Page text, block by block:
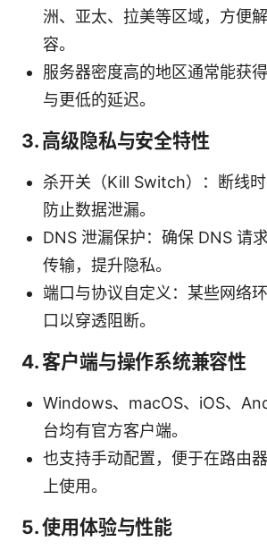
洲、亚太、拉美等区域，方便
容。
服务器密度高的地区通常能获
与更低的延迟。
3. 高级隐私与安全特性
杀开关（Kill Switch）：断线时
防止数据泄漏。
DNS 泄漏保护：确保 DNS 请
传输，提升隐私。
端口与协议自定义：某些网络
口以穿透阻断。
4. 客户端与操作系统兼容性
Windows、macOS、iOS、
台均有官方客户端。
也支持手动配置，便于在路由
上使用。
5. 使用体验与性能